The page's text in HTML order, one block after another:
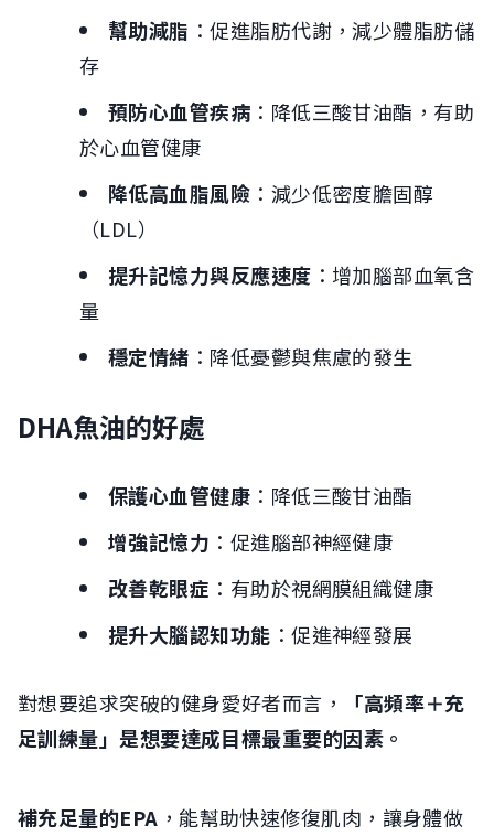
幫助減脂 ：促進脂肪代謝，減少體脂肪儲
存
預防心血管疾病 ：降低三酸甘油酯，有助
於心血管健康
降低高血脂風險 ：減少低密度膽固醇
（LDL）
提升記憶力與反應速度 ：增加腦部血氧含
量
穩定情緒 ：降低憂鬱與焦慮的發生
DHA魚油的好處
保護心血管健康 ：降低三酸甘油酯
增強記憶力 ：促進腦部神經健康
改善乾眼症 ：有助於視網膜組織健康
提升大腦認知功能 ：促進神經發展
對想要追求突破的健身愛好者而言，
「高頻率＋充
足訓練量」是想要達成目標最重要的因素。
補充足量的EPA ，能幫助快速修復肌肉，讓身體做